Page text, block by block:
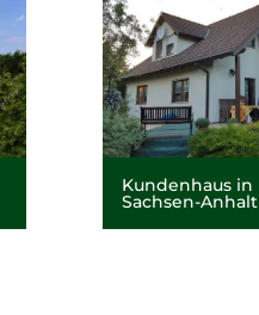
Kundenhaus in
Sachsen-Anhalt